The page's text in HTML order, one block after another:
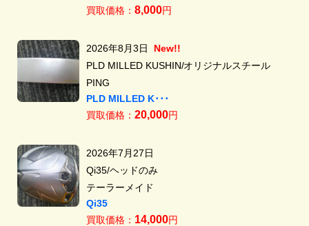
買取価格： 8,000円
2026年8月3日
New!!
PLD MILLED KUSHIN/オリジナルスチール
PING
PLD MILLED K･･･
買取価格： 20,000円
2026年7月27日
Qi35/ヘッドのみ
テーラーメイド
Qi35
買取価格： 14,000円